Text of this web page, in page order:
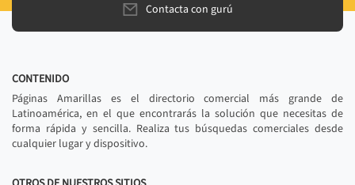
Contacta con gurú
CONTENIDO
Páginas Amarillas es el directorio comercial más grande de
Latinoamérica, en el que encontrarás la solución que necesitas de
forma rápida y sencilla. Realiza tus búsquedas comerciales desde
cualquier lugar y dispositivo.